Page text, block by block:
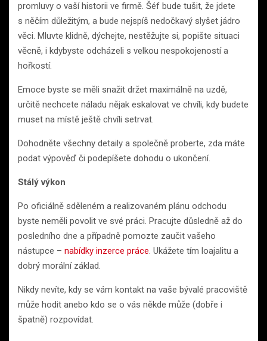
promluvy o vaší historii ve firmě. Šéf bude tušit, že jdete
s něčím důležitým, a bude nejspíš nedočkavý slyšet jádro
věci. Mluvte klidně, dýchejte, nestěžujte si, popište situaci
věcně, i kdybyste odcházeli s velkou nespokojeností a
hořkostí.
Emoce byste se měli snažit držet maximálně na uzdě,
určitě nechcete náladu nějak eskalovat ve chvíli, kdy budete
muset na místě ještě chvíli setrvat.
Dohodněte všechny detaily a společně proberte, zda máte
podat výpověď či podepíšete dohodu o ukončení.
Stálý výkon
Po oficiálně sděleném a realizovaném plánu odchodu
byste neměli povolit ve své práci. Pracujte důsledně až do
posledního dne a případně pomozte zaučit vašeho
nástupce – nabídky inzerce práce. Ukážete tím loajalitu a
dobrý morální základ.
Nikdy nevíte, kdy se vám kontakt na vaše bývalé pracoviště
může hodit anebo kdo se o vás někde může (dobře i
špatně) rozpovídat.